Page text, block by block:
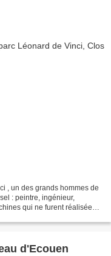
, un des grands hommes de
: peintre, ingénieur,
qui ne furent réalisées
d'Ecouen